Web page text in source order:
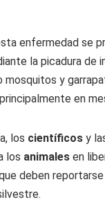
enfermedad se
la picadura de
y
en
los científicos y
los animales en
deben